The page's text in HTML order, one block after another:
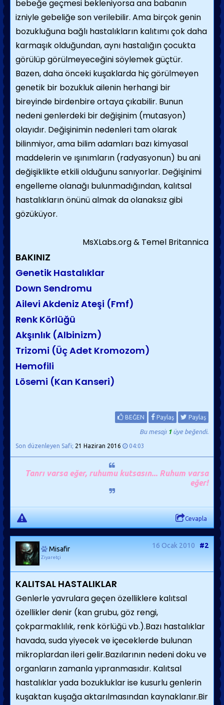
bebeğe geçmesi bekleniyorsa ana babanın
izniyle gebeliğe son verilebilir. Ama birçok genin
bozukluğuna bağlı hastalıkların kalıtımı çok daha
karmaşık olduğundan, aynı hastalığın çocukta
görülüp görülmeyeceğini söylemek güçtür.
Bazen, daha önceki kuşaklarda hiç görül­meyen
genetik bir bozukluk ailenin herhangi bir
bireyinde birdenbire ortaya çıkabilir. Bu­nun
nedeni genlerdeki bir değişinim (mutasyon)
olayıdır. Değişinimin nedenleri tam ola­rak
bilinmiyor, ama bilim adamları bazı kim­yasal
maddelerin ve ışınımların (radyasyonun) bu ani
değişiklikte etkili olduğunu sanıyorlar. Değişinimi
engelleme olanağı bulunmadığın­dan, kalıtsal
hastalıkların önünü almak da olanaksız gibi
gözüküyor.
MsXLabs.org & Temel Britannica
BAKINIZ
Genetik Hastalıklar
Down Sendromu
Ailevi Akdeniz Ateşi (Fmf)
Renk Körlüğü
Akşınlık (Albinizm)
Trizomi (Üç Adet Kromozom)
Hemofili
Lösemi (Kan Kanseri)
BEĞEN Paylaş Paylaş
Bu mesajı 1üye beğendi.
Son düzenleyen Safi; 21 Haziran 2016 04:03
Tanrı varsa eğer, ruhumu kutsasın... Ruhum varsa
eğer!
Cevapla
Misafir
Ziyaretçi
16 Ocak 2010 #2
KALITSAL HASTALIKLAR
Genlerle yavrulara geçen özelliklere kalıtsal
özellikler denir (kan grubu, göz rengi,
çokparmaklılık, renk körlüğü vb.).Bazı hastalıklar
havada, suda yiyecek ve içeceklerde bulunan
mikroplardan ileri gelir.Bazılarının nedeni doku ve
organların zamanla yıpranmasıdır. Kalıtsal
hastalıklar yada bozukluklar ise kusurlu genlerin
kuşaktan kuşağa aktarılmasından kaynaklanır.Bir